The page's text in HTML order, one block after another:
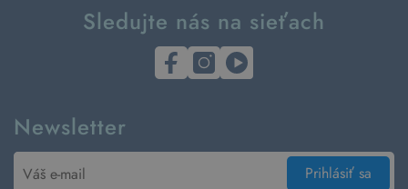
Sledujte nás na sieťach
Newsletter
Prihlásiť sa